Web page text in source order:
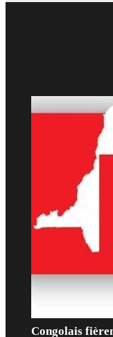
Congolais